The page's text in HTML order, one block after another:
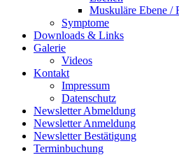
Muskuläre Ebene /
Symptome
Downloads & Links
Galerie
Videos
Kontakt
Impressum
Datenschutz
Newsletter Abmeldung
Newsletter Anmeldung
Newsletter Bestätigung
Terminbuchung